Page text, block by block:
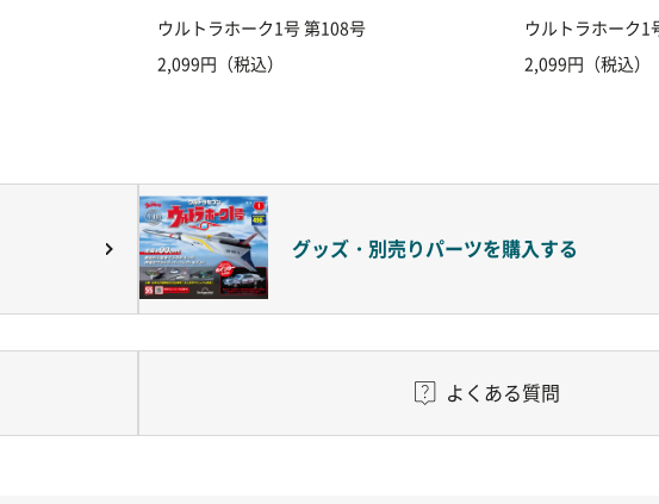
ウルトラホーク1号 第108号
2,099円（税込）
ウルトラホーク1
2,099円（税込）
グッズ・別売りパーツを購入する
よくある質問